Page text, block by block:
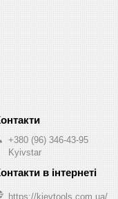
+380 (96) 346-43-95
Kyivstar
https://kievtools.com.ua/